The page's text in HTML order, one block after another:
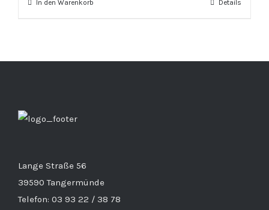
In den Warenkorb Details
Lange Straße 56
39590 Tangermünde
Telefon: 03 93 22 / 38 78